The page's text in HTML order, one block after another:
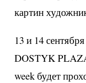
картин
13 и 14
DOSTYK
week будет